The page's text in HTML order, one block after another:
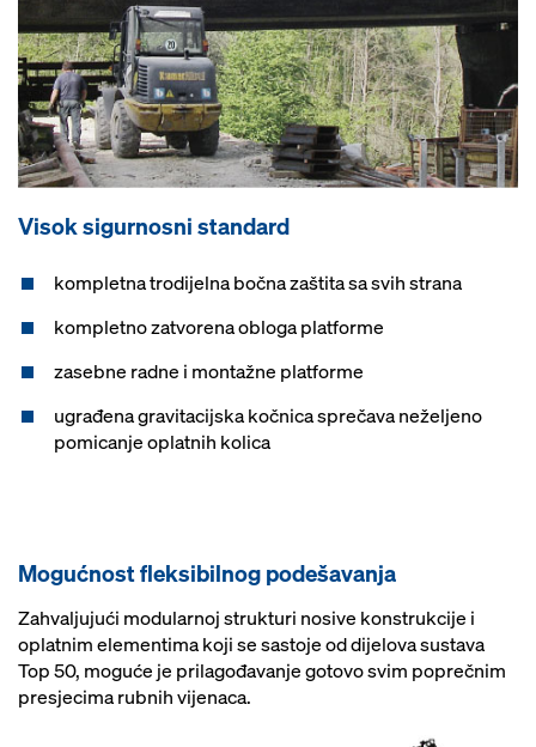
Visok sigurnosni standard
kompletna trodijelna bočna zaštita sa svih strana
kompletno zatvorena obloga platforme
zasebne radne i montažne platforme
ugrađena gravitacijska kočnica sprečava neželjeno
pomicanje oplatnih kolica
Mogućnost fleksibilnog podešavanja
Zahvaljujući modularnoj strukturi nosive konstrukcije i
oplatnim elementima koji se sastoje od dijelova sustava
Top 50, moguće je prilagođavanje gotovo svim poprečnim
presjecima rubnih vijenaca.